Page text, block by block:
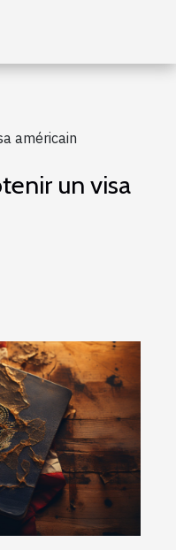
américain
un visa